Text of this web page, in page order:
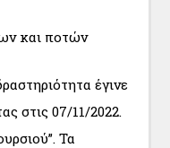
και ποτών
έγινε
στις 07/11/2022.
Τα